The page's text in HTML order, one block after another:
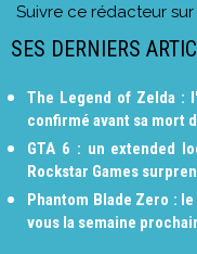
Suivre ce rédacteur sur
SES DERNIERS
The Legend of Zelda :
confirmé avant sa mort
GTA 6 : un extended
Rockstar Games
Phantom Blade Zero :
vous la semaine